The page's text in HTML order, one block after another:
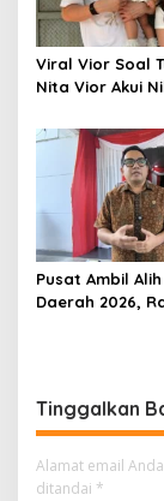
Viral Vior Soal
Nita Vior Akui
Pusat Ambil Alih
Daerah 2026,
Tinggalkan
Alamat email
ditandai *